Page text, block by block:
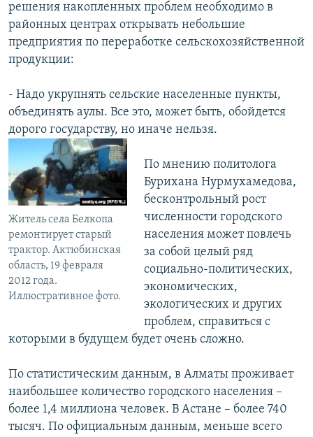
решения накопленных проблем необходимо в
районных центрах открывать небольшие
предприятия по переработке сельскохозяйственной
продукции:
- Надо укрупнять сельские населенные пункты,
объединять аулы. Все это, может быть, обойдется
дорого государству, но иначе нельзя.
Житель села Белкопа
ремонтирует старый
трактор. Актюбинская
область, 19 февраля
2012 года.
Иллюстративное фото.
По мнению политолога
Бурихана Нурмухамедова,
бесконтрольный рост
численности городского
населения может повлечь
за собой целый ряд
социально-политических,
экономических,
экологических и других
проблем, справиться с
которыми в будущем будет очень сложно.
По статистическим данным, в Алматы проживает
наибольшее количество городского населения –
более 1,4 миллиона человек. В Астане – более 740
тысяч. По официальным данным, меньше всего